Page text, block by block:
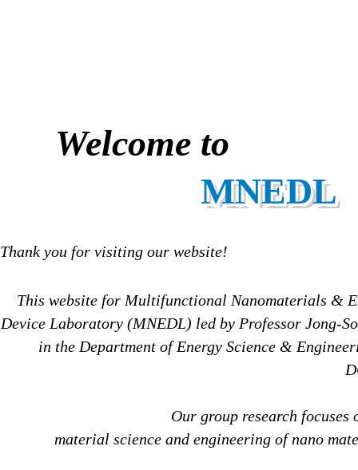
Welcome to
MNEDL
Thank you for visiting our website!
This website for Multifunctional Nanomaterials &
Device Laboratory (MNEDL) led by Professor Jong-
in the Department of Energy Science &
Our group research focuses
material science and engineering of nano